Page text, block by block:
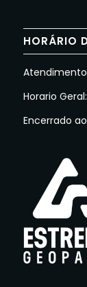
HORÁRIO
Atendimento
Horario
Encerrado